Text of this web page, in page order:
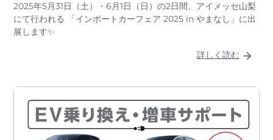
2025年5月31日（土）・6月1日（日）の2日間、アイメッセ山梨
にて行われる 「インポートカーフェア 2025 in やまなし」に出
展します✨
詳しく読む